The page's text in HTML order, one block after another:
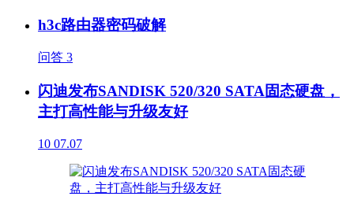
h3c路由器密码破解
问答 3
闪迪发布SANDISK 520/320 SATA固态硬盘，
主打高性能与升级友好
10 07.07